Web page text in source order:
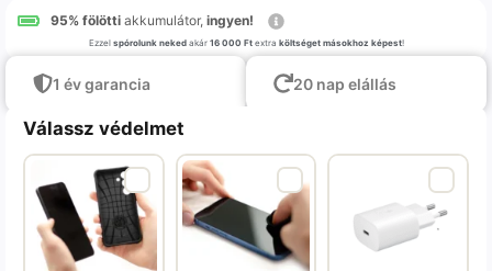
95% fölötti akkumulátor, ingyen!
Ezzel spórolunk nekedakár 16 000 Ftextra költséget másokhoz képest!
1 év garancia 20 nap elállás
Válassz védelmet